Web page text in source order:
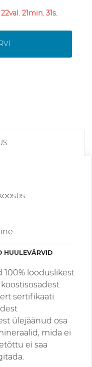
22val. 21min. 30s.
HUULEVÄRVID
looduslikest
sertifikaati.
ülejäänud osa
mida ei
ei saa